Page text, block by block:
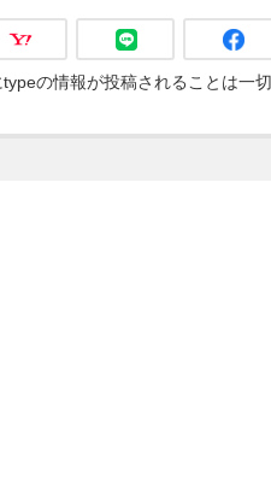
の情報が投稿されることは一切